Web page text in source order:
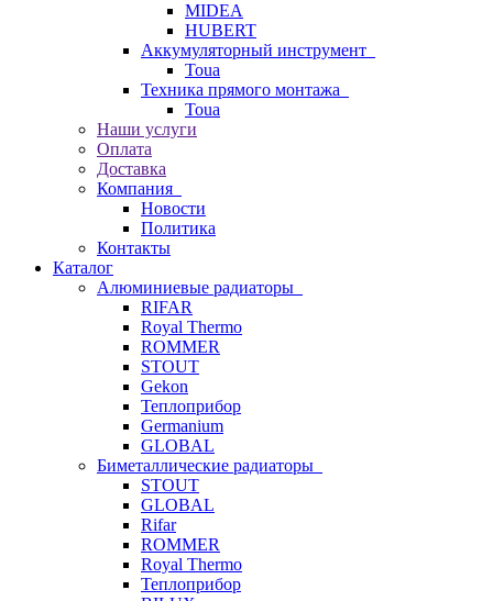
MIDEA
HUBERT
Аккумуляторный инструмент
Toua
Техника прямого монтажа
Toua
Наши услуги
Оплата
Доставка
Компания
Новости
Политика
Контакты
Каталог
Алюминиевые радиаторы
RIFAR
Royal Thermo
ROMMER
STOUT
Gekon
Теплоприбор
Germanium
GLOBAL
Биметаллические радиаторы
STOUT
GLOBAL
Rifar
ROMMER
Royal Thermo
Теплоприбор